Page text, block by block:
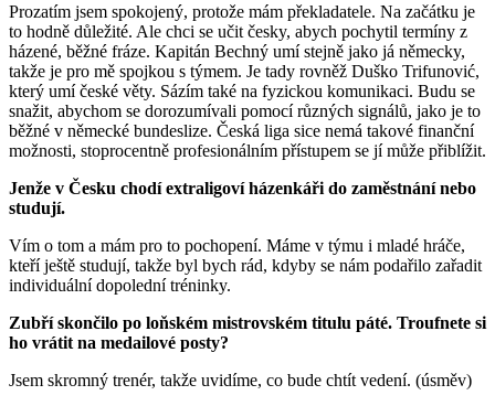
Prozatím jsem spokojený, protože mám překladatele. Na začátku je
to hodně důležité. Ale chci se učit česky, abych pochytil termíny z
házené, běžné fráze. Kapitán Bechný umí stejně jako já německy,
takže je pro mě spojkou s týmem. Je tady rovněž Duško Trifunović,
který umí české věty. Sázím také na fyzickou komunikaci. Budu se
snažit, abychom se dorozumívali pomocí různých signálů, jako je to
běžné v německé bundeslize. Česká liga sice nemá takové finanční
možnosti, stoprocentně profesionálním přístupem se jí může přiblížit.
Jenže v Česku chodí extraligoví házenkáři do zaměstnání nebo
studují.
Vím o tom a mám pro to pochopení. Máme v týmu i mladé hráče,
kteří ještě studují, takže byl bych rád, kdyby se nám podařilo zařadit
individuální dopolední tréninky.
Zubří skončilo po loňském mistrovském titulu páté. Troufnete si
ho vrátit na medailové posty?
Jsem skromný trenér, takže uvidíme, co bude chtít vedení. (úsměv)